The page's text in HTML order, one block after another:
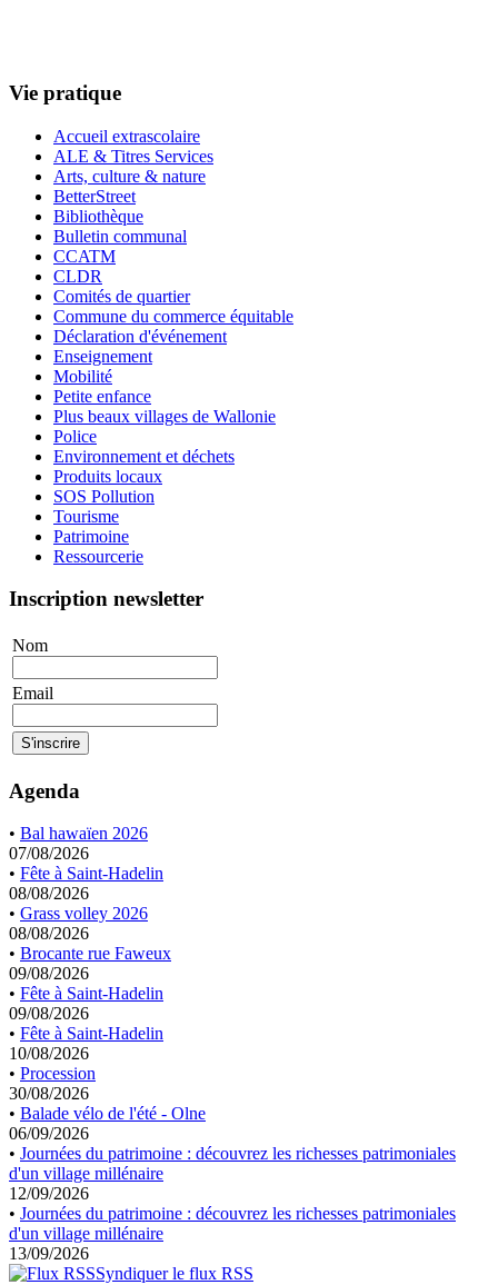
Vie pratique
Accueil extrascolaire
ALE & Titres Services
Arts, culture & nature
BetterStreet
Bibliothèque
Bulletin communal
CCATM
CLDR
Comités de quartier
Commune du commerce équitable
Déclaration d'événement
Enseignement
Mobilité
Petite enfance
Plus beaux villages de Wallonie
Police
Environnement et déchets
Produits locaux
SOS Pollution
Tourisme
Patrimoine
Ressourcerie
Inscription newsletter
Nom
Email
Agenda
• Bal hawaïen 2026
07/08/2026
• Fête à Saint-Hadelin
08/08/2026
• Grass volley 2026
08/08/2026
• Brocante rue Faweux
09/08/2026
• Fête à Saint-Hadelin
09/08/2026
• Fête à Saint-Hadelin
10/08/2026
• Procession
30/08/2026
• Balade vélo de l'été - Olne
06/09/2026
• Journées du patrimoine : découvrez les richesses patrimoniales
d'un village millénaire
12/09/2026
• Journées du patrimoine : découvrez les richesses patrimoniales
d'un village millénaire
13/09/2026
Syndiquer le flux RSS